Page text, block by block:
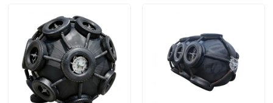
उत्पाद
वीडियो